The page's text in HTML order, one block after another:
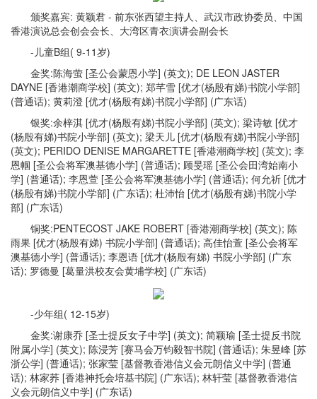
颁奖嘉宾: 黄颖君 - 前东张西望主持人、武汉市政协委员、中国
香港演说总会创会会长、大湾区青衣演讲会副会长
-儿童B组( 9-11岁)
金奖:陈海萤 [圣公会蒙恩小学] (英文); DE LEON JASTER
DAYNE [香港潮商学校] (英文); 郑芊雪 [优才(杨殷有娣)书院小学部]
(普通话); 黄莉澄 [优才(杨殷有娣)书院小学部] (广东话)
银奖:余梓淇 [优才(杨殷有娣)书院小学部] (英文); 梁诗敏 [优才
(杨殷有娣)书院小学部] (英文); 梁天儿 [优才(杨殷有娣)书院小学部]
(英文); PERIDO DENISE MARGARETTE [香港潮商学校] (英文); 李
恩帼 [圣公会将军澳基德小学] (普通话); 顾旻瑶 [圣公会田湾始南小
学] (普通话); 李恩萱 [圣公会将军澳基德小学] (普通话); 何允祈 [优才
(杨殷有娣)书院小学部] (广东话); 杜沛怡 [优才(杨殷有娣)书院小学
部] (广东话)
铜奖:PENTECOST JAKE ROBERT [香港潮商学校] (英文); 陈
雨果 [优才(杨殷有娣) 书院小学部] (普通话); 高佳怡萱 [圣公会将军
澳基德小学] (普通话); 李恩语 [优才(杨殷有娣) 书院小学部] (广东
话); 罗德曼 [葛量洪校友会黄埔学校] (广东话)
-少年组( 12-15岁)
金奖:谢康乔 [圣士提反女子中学] (英文); 简颖瑜 [圣士提反书院
附属小学] (英文); 陈浸芳 [赛马会万钧毅智书院] (普通话); 朱昱峰 [苏
浙公学] (普通话); 张家莹 [基督教香港信义会元朗信义中学] (普通
话); 林家荞 [香港神托会培基书院] (广东话); 林轩莹 [基督教香港信
义会元朗信义中学] (广东话)